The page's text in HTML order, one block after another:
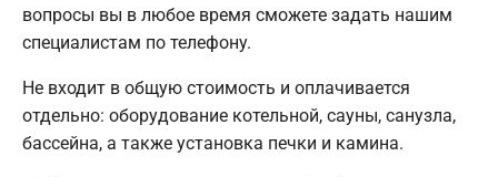
вопросы вы в любое время сможете задать нашим
специалистам по телефону.
Не входит в общую стоимость и оплачивается
отдельно: оборудование котельной, сауны, санузла,
бассейна, а также установка печки и камина.